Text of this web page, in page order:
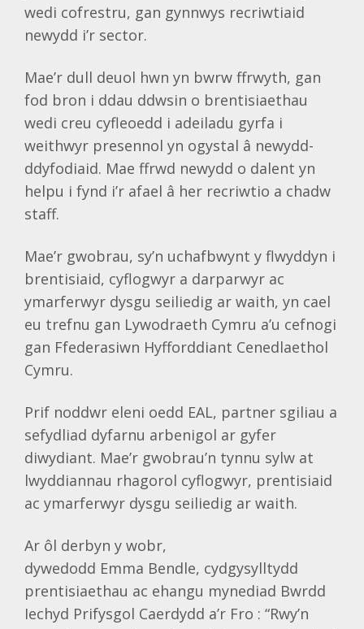
wedi cofrestru, gan gynnwys recriwtiaid
newydd i’r sector.
Mae’r dull deuol hwn yn bwrw ffrwyth, gan
fod bron i ddau ddwsin o brentisiaethau
wedi creu cyfleoedd i adeiladu gyrfa i
weithwyr presennol yn ogystal â newydd-
ddyfodiaid. Mae ffrwd newydd o dalent yn
helpu i fynd i’r afael â her recriwtio a chadw
staff.
Mae’r gwobrau, sy’n uchafbwynt y flwyddyn i
brentisiaid, cyflogwyr a darparwyr ac
ymarferwyr dysgu seiliedig ar waith, yn cael
eu trefnu gan Lywodraeth Cymru a’u cefnogi
gan Ffederasiwn Hyfforddiant Cenedlaethol
Cymru.
Prif noddwr eleni oedd EAL, partner sgiliau a
sefydliad dyfarnu arbenigol ar gyfer
diwydiant. Mae’r gwobrau’n tynnu sylw at
lwyddiannau rhagorol cyflogwyr, prentisiaid
ac ymarferwyr dysgu seiliedig ar waith.
Ar ôl derbyn y wobr,
dywedodd Emma Bendle, cydgysylltydd
prentisiaethau ac ehangu mynediad Bwrdd
Iechyd Prifysgol Caerdydd a’r Fro : “Rwy’n